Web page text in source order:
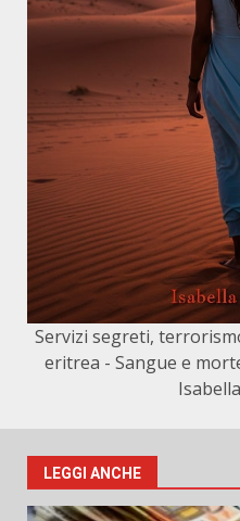
Servizi segreti,
eritrea - Sangue e
LEGGI ANCHE